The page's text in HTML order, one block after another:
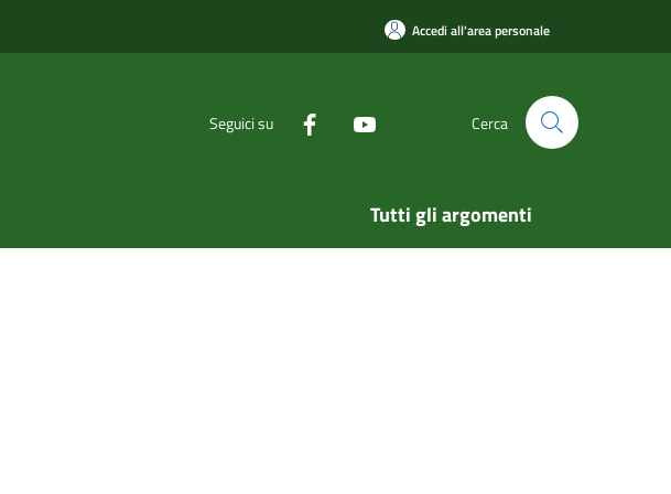
Accedi all'area personale
Seguici su Cerca
Tutti gli argomenti